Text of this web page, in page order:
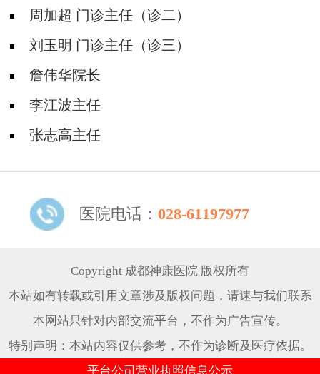
周加超 门诊主任（诊二）
刘玉明 门诊主任（诊三）
詹伟华院长
李江波主任
张志高主任
医院电话： 028-61197977
Copyright 成都神康医院 版权所有
本站如有转载或引用文章涉及版权问题，请速与我们联系
本网站只针对内部交流平台，不作为广告宣传。
特别声明：本站内容仅供参考，不作为诊断及医疗依据。
平台公司营业执照信息公示